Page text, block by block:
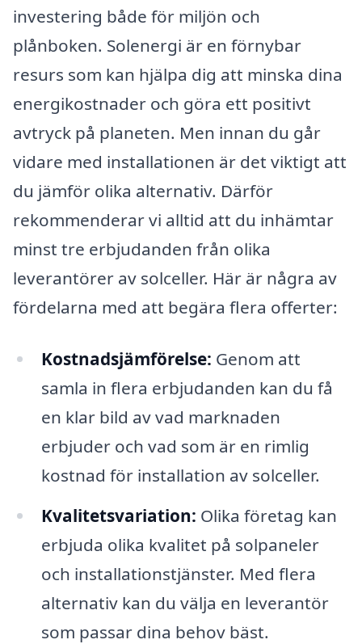
investering både för miljön och
plånboken. Solenergi är en förnybar
resurs som kan hjälpa dig att minska dina
energikostnader och göra ett positivt
avtryck på planeten. Men innan du går
vidare med installationen är det viktigt att
du jämför olika alternativ. Därför
rekommenderar vi alltid att du inhämtar
minst tre erbjudanden från olika
leverantörer av solceller. Här är några av
fördelarna med att begära flera offerter:
Kostnadsjämförelse: Genom att
samla in flera erbjudanden kan du få
en klar bild av vad marknaden
erbjuder och vad som är en rimlig
kostnad för installation av solceller.
Kvalitetsvariation: Olika företag kan
erbjuda olika kvalitet på solpaneler
och installationstjänster. Med flera
alternativ kan du välja en leverantör
som passar dina behov bäst.